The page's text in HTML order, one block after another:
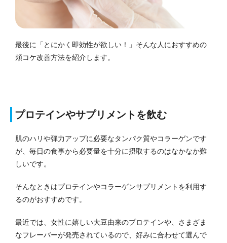
最後に「とにかく即効性が欲しい！」そんな人におすすめの
頬コケ改善方法を紹介します。
プロテインやサプリメントを飲む
肌のハリや弾力アップに必要なタンパク質やコラーゲンです
が、毎日の食事から必要量を十分に摂取するのはなかなか難
しいです。
そんなときはプロテインやコラーゲンサプリメントを利用す
るのがおすすめです。
最近では、女性に嬉しい大豆由来のプロテインや、さまざま
なフレーバーが発売されているので、好みに合わせて選んで